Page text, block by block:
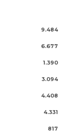
9.484
6.677
1.390
3.094
4.408
4.331
817